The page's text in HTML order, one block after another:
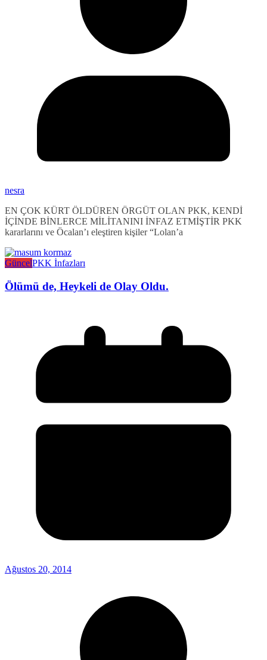
nesra
EN ÇOK KÜRT ÖLDÜREN ÖRGÜT OLAN PKK, KENDİ
İÇİNDE BİNLERCE MİLİTANINI İNFAZ ETMİŞTİR PKK
kararlarını ve Öcalan’ı eleştiren kişiler “Lolan’a
GüncelPKK İnfazları
Ölümü de, Heykeli de Olay Oldu.
Ağustos 20, 2014